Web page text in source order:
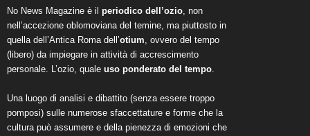
No News Magazine è il periodico dell’ozio, non
nell’accezione oblomoviana del temine, ma piuttosto in
quella dell’Antica Roma dell’otium, ovvero del tempo
(libero) da impiegare in attività di accrescimento
personale. L’ozio, quale uso ponderato del tempo.
Una luogo di analisi e dibattito (senza essere troppo
pomposi) sulle numerose sfaccettature e forme che la
cultura può assumere e della pienezza di emozioni che